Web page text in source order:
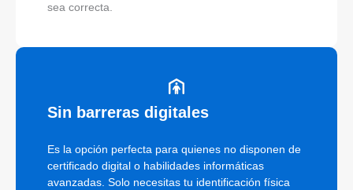
sea correcta.
Sin barreras digitales
Es la opción perfecta para quienes no disponen de
certificado digital o habilidades informáticas
avanzadas. Solo necesitas tu identificación física